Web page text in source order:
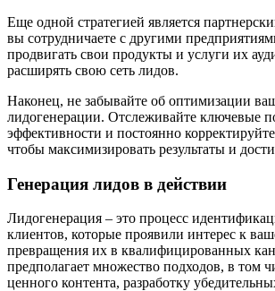
Еще одной стратегией является
вы сотрудничаете с другими
продвигать свои продукты и услуги их
расширять свою сеть лидов.
Наконец, не забывайте об оптимизации
лидогенерации. Отслеживайте ключевые
эффективности и постоянно
чтобы максимизировать результаты и
Генерация лидов в действии
Лидогенерация – это процесс
клиентов, которые проявили интерес к
превращения их в квалифицированных
предполагает множество подходов, в том
ценного контента, разработку